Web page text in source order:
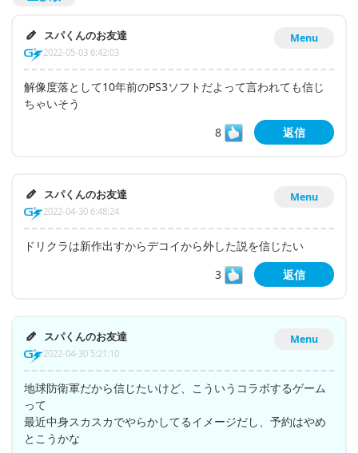
Menu
スパくんのお友達
2022-05-03 6:42:03
解像度落として10年前のPS3ソフトだよって言われても信じ
ちゃいそう
8
返信
Menu
スパくんのお友達
2022-04-30 6:48:24
ドリクラは新作出すからデコイから外した説を信じたい
3
返信
Menu
スパくんのお友達
2022-04-30 5:21:10
地球防衛軍だから信じたいけど、こういうコラボするゲーム
って
最近中身スカスカでやらかしてるイメージだし、予約はやめ
とこうかな